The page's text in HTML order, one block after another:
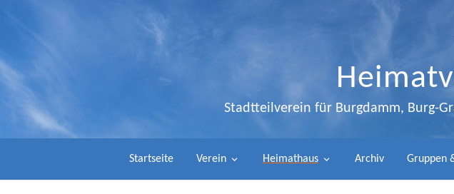
Stadtteilverein für Burgdamm, Burg-
Startseite Verein Heimathaus Archiv Gruppen